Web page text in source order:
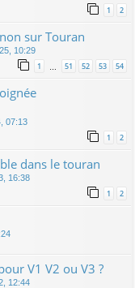
1 2
sur Touran
10:29
1 51 52 53 54
07:13
1 2
dans le touran
16:38
1 2
V1 V2 ou V3 ?
12:44